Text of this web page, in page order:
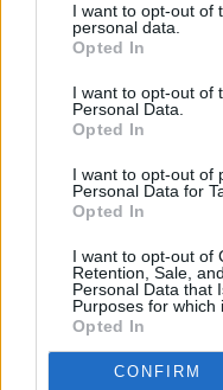
I want to opt-out of
personal data.
Opted In
I want to opt-out of
Personal Data.
Opted In
I want to opt-out of
Personal Data for
Opted In
I want to opt-out of
Retention, Sale,
Personal Data that
Purposes for which
Opted In
CONFIRM
Το διακύβευμα
Η συζήτηση για τα
ανάγκες της
συνοχή.
Η πιθανότητα η ΕΕ
που θα αξιοποιήσει
περιουσιακά
νομικό
συνέπειες, αλλά και
Μόσχα διαμηνύει